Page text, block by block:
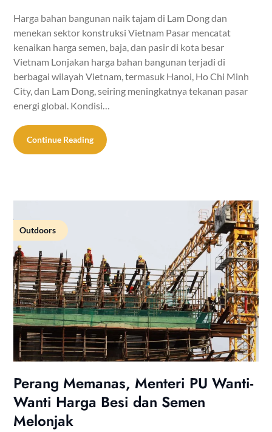
Harga bahan bangunan naik tajam di Lam Dong dan
menekan sektor konstruksi Vietnam Pasar mencatat
kenaikan harga semen, baja, dan pasir di kota besar
Vietnam Lonjakan harga bahan bangunan terjadi di
berbagai wilayah Vietnam, termasuk Hanoi, Ho Chi Minh
City, dan Lam Dong, seiring meningkatnya tekanan pasar
energi global. Kondisi…
Continue Reading
Outdoors
Perang Memanas, Menteri PU Wanti-
Wanti Harga Besi dan Semen
Melonjak